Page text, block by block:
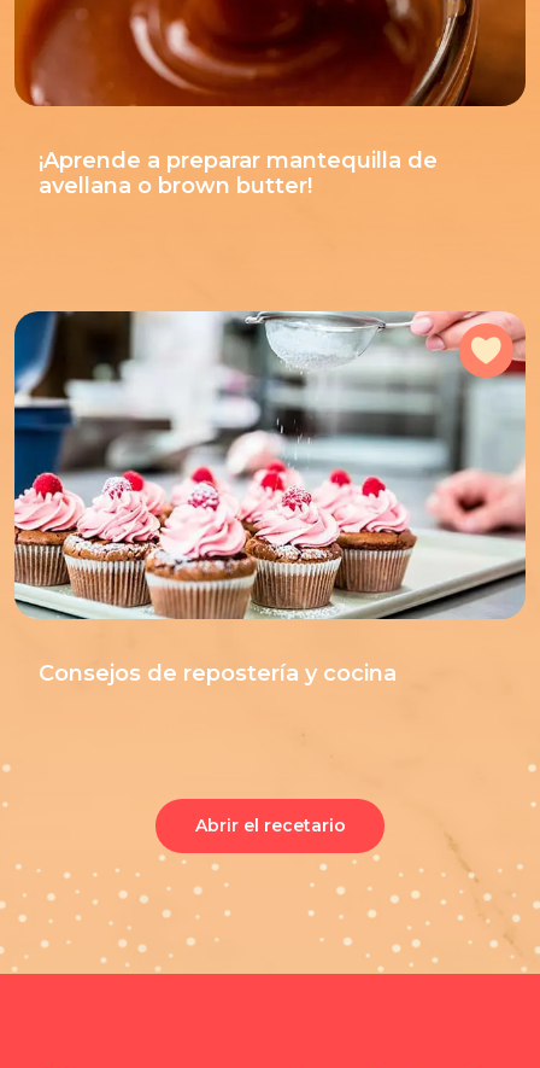
¡Aprende a preparar mantequilla de
avellana o brown butter!
Consejos de repostería y cocina
Abrir el recetario